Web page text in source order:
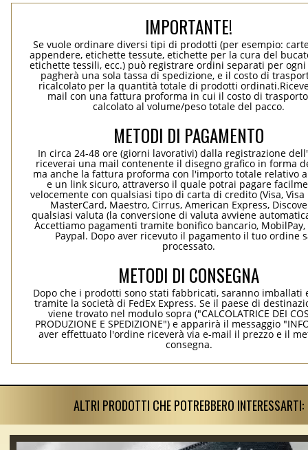
IMPORTANTE!
Se vuole ordinare diversi tipi di prodotti (per esempio:
appendere, etichette tessute, etichette per la cura del
etichette tessili, ecc.) può registrare ordini separati per
pagherà una sola tassa di spedizione, e il costo di
ricalcolato per la quantità totale di prodotti
mail con una fattura proforma in cui il costo di
calcolato al volume/peso totale del pacco.
METODI DI PAGAMENTO
In circa 24-48 ore (giorni lavorativi) dalla registrazione
riceverai una mail contenente il disegno grafico in forma
ma anche la fattura proforma con l'importo totale relativo
e un link sicuro, attraverso il quale potrai pagare
velocemente con qualsiasi tipo di carta di credito (Visa, Visa
MasterCard, Maestro, Cirrus, American Express,
qualsiasi valuta (la conversione di valuta avviene
Accettiamo pagamenti tramite bonifico bancario, MobilPay,
Paypal. Dopo aver ricevuto il pagamento il tuo ordine
processato.
METODI DI CONSEGNA
Dopo che i prodotti sono stati fabbricati, saranno imballati
tramite la società di FedEx Express. Se il paese di
viene trovato nel modulo sopra ("CALCOLATRICE DEI
PRODUZIONE E SPEDIZIONE") e apparirà il messaggio
aver effettuato l'ordine riceverà via e-mail il prezzo e il
consegna.
ALTRI PRODOTTI CHE POTREBBERO INTERESSARTI: